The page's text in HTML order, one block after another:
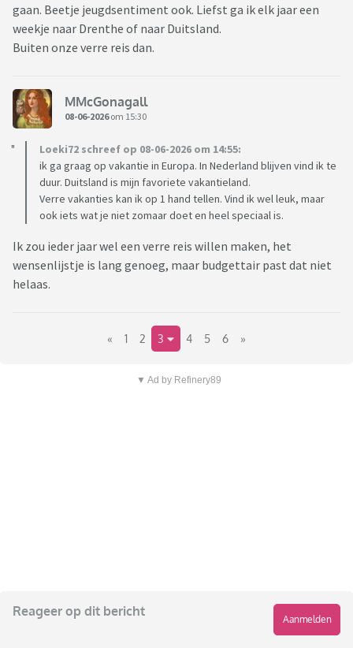
gaan. Beetje jeugdsentiment ook. Liefst ga ik elk jaar een
weekje naar Drenthe of naar Duitsland.
Buiten onze verre reis dan.
MMcGonagall
08-06-2026om 15:30
Loeki72 schreef op 08-06-2026 om 14:55:
ik ga graag op vakantie in Europa. In Nederland blijven vind ik te
duur. Duitsland is mijn favoriete vakantieland.
Verre vakanties kan ik op 1 hand tellen. Vind ik wel leuk, maar
ook iets wat je niet zomaar doet en heel speciaal is.
Ik zou ieder jaar wel een verre reis willen maken, het
wensenlijstje is lang genoeg, maar budgettair past dat niet
helaas.
« 1 2 3 4 5 6 »
▼ Ad by Refinery89
Reageer op dit bericht
Aanmelden